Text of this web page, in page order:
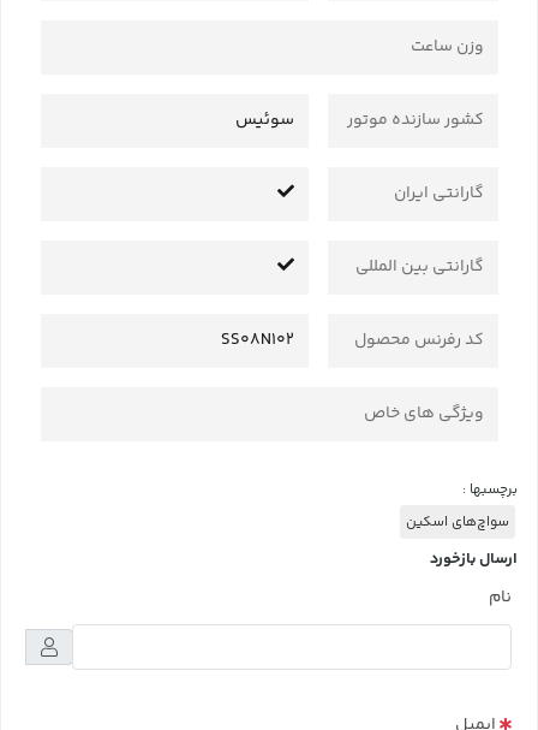
وزن ساعت
کشور سازنده موتور سوئیس
گارانتی ایران
گارانتی بین المللی
کد رفرنس محصول SS08N102
ویژگی های خاص
برچسبها :
سواچ‌های اسکین
ارسال بازخورد
نام